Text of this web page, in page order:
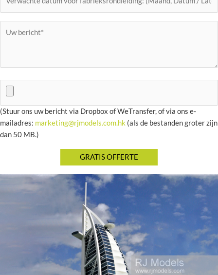
(Stuur ons uw bericht via Dropbox of WeTransfer, of via ons e-
mailadres: marketing@rjmodels.com.hk (als de bestanden groter zijn
dan 50 MB.)